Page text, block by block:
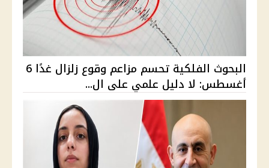
البحوث الفلكية تحسم مزاعم وقوع زلزال غدًا 6
أغسطس: لا دليل علمي على ال...